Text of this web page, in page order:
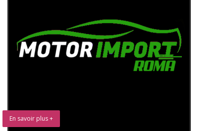
En savoir plus +